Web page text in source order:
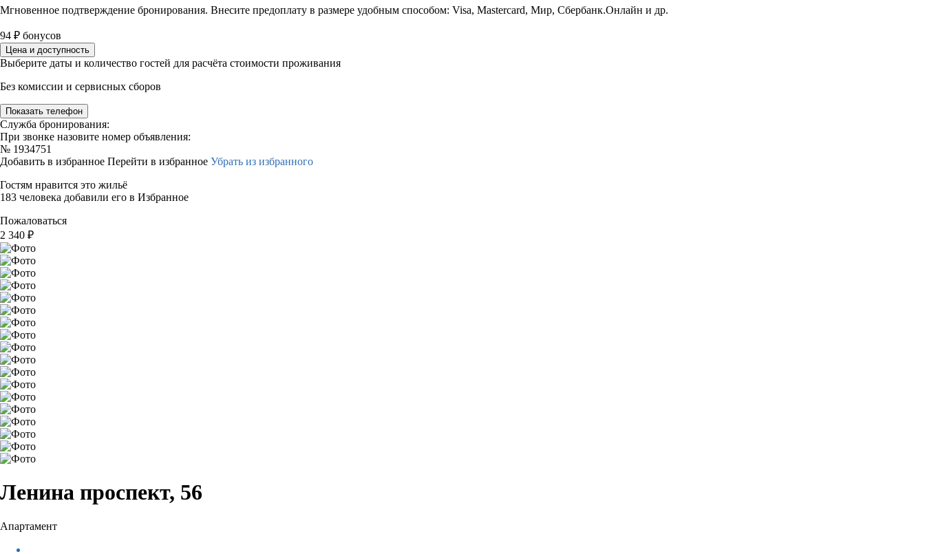
Мгновенное подтверждение бронирования. Внесите предоплату в размере удобным способом: Visa, Mastercard, Мир, Сбербанк.Онлайн и др.
94 ₽ бонусов
Цена и доступность
Выберите даты и количество гостей для расчёта стоимости проживания
Без комиссии и сервисных сборов
Показать телефон
Служба бронирования:
При звонке назовите номер объявления:
№ 1934751
Добавить в избранное Перейти в избранное Убрать из избранного
Гостям нравится это жильё
183 человека добавили его в Избранное
Пожаловаться
2 340 ₽
Ленина проспект, 56
Апартамент